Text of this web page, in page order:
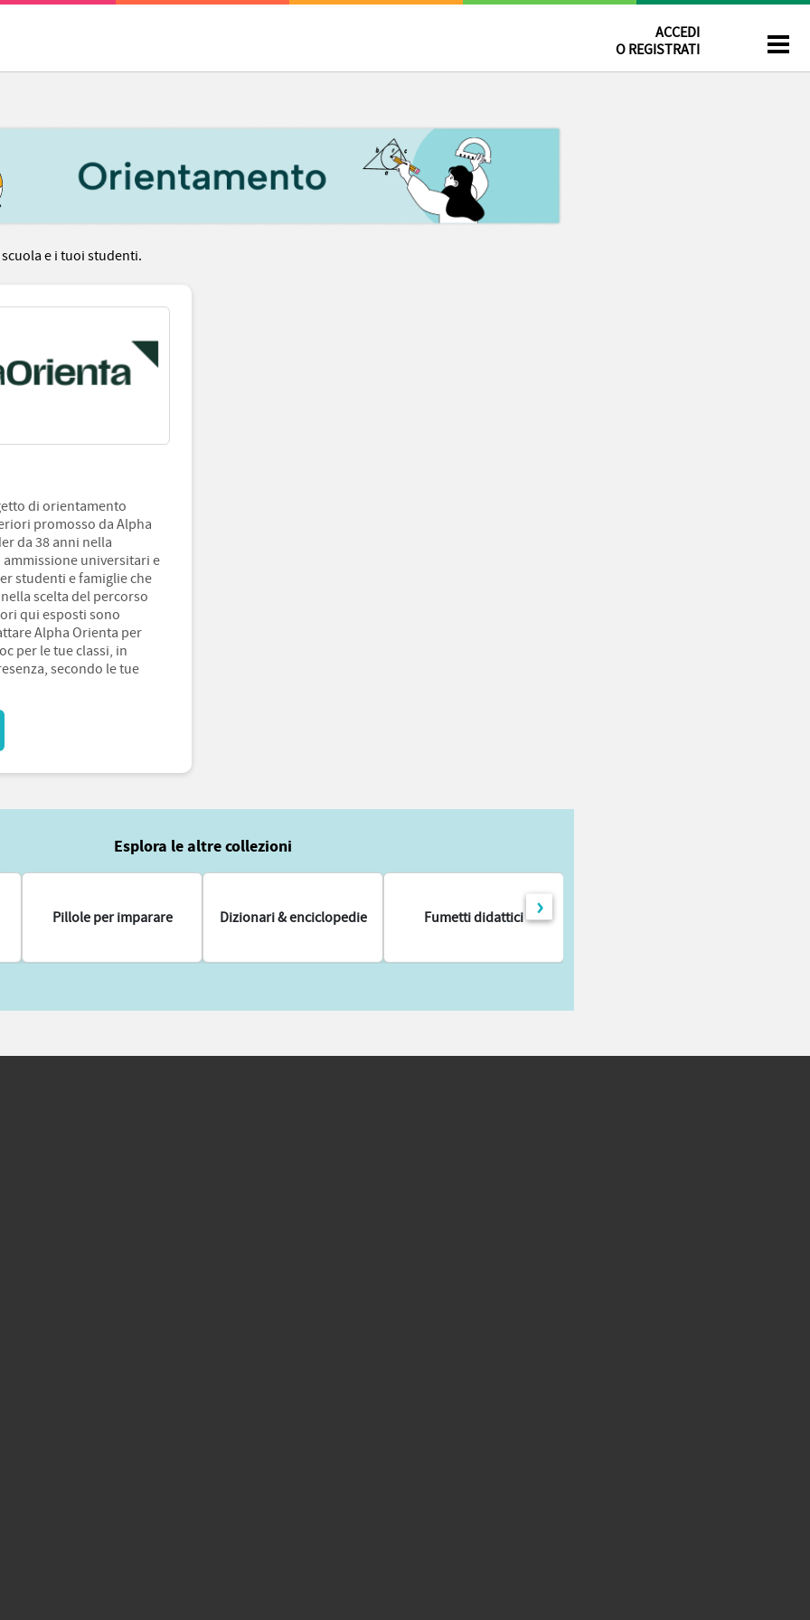
ACCEDI
O REGISTRATI
e i tuoi studenti.
di orientamento
promosso da Alpha
da 38 anni nella
universitari e
studenti e famiglie che
scelta del percorso
qui esposti sono
Alpha Orienta per
per le tue classi, in
secondo le tue
Esplora le altre collezioni
Pillole per imparare Dizionari & enciclopedie Fumetti didattici ›
scheda)